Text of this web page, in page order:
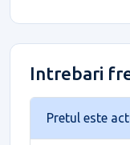
Intrebari
Pretul este